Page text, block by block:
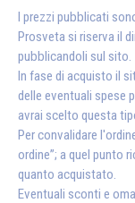
I prezzi pubblicati
Prosveta si riserva il
pubblicandoli sul sito.
In fase di acquisto il
delle eventuali spese
avrai scelto questa
Per convalidare
ordine”; a quel punto
quanto acquistato.
Eventuali sconti e